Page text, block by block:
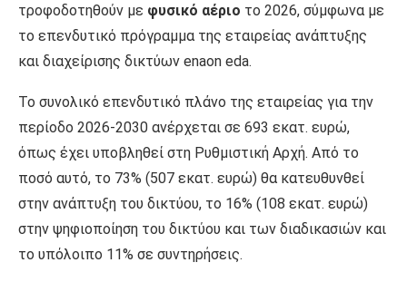
τροφοδοτηθούν με φυσικό αέριο το 2026, σύμφωνα με
το επενδυτικό πρόγραμμα της εταιρείας ανάπτυξης
και διαχείρισης δικτύων enaon eda.
Το συνολικό επενδυτικό πλάνο της εταιρείας για την
περίοδο 2026-2030 ανέρχεται σε 693 εκατ. ευρώ,
όπως έχει υποβληθεί στη Ρυθμιστική Αρχή. Από το
ποσό αυτό, το 73% (507 εκατ. ευρώ) θα κατευθυνθεί
στην ανάπτυξη του δικτύου, το 16% (108 εκατ. ευρώ)
στην ψηφιοποίηση του δικτύου και των διαδικασιών και
το υπόλοιπο 11% σε συντηρήσεις.